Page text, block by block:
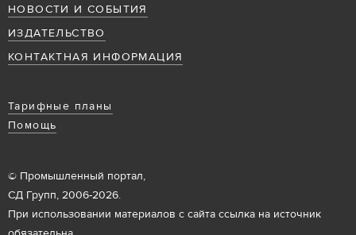
НОВОСТИ И СОБЫТИЯ
ИЗДАТЕЛЬСТВО
КОНТАКТНАЯ ИНФОРМАЦИЯ
Тарифные планы
Помощь
© Промышленный портал,
СД Групп, 2006-2026.
При использовании материалов с сайта ссылка на источник